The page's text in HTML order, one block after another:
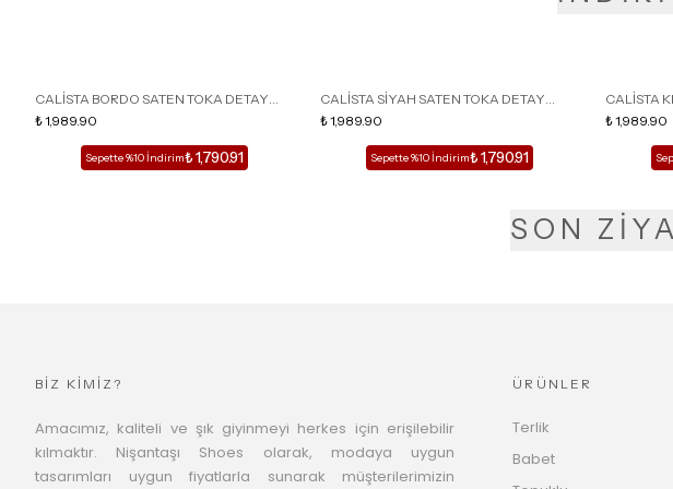
CALİSTA BORDO SATEN TOKA DETAY
SİVRİ BURUN KADIN TOPUKLU TERLİK
₺ 1,989.90
Sepette %10 İndirim₺ 1,790.91
CALİSTA SİYAH SATEN TOKA DETAY
SİVRİ BURUN KADIN TOPUKLU TERLİK
₺ 1,989.90
Sepette %10 İndirim₺ 1,790.91
CALİSTA
SİVRİ
₺ 1,989.90
SON
BİZ KİMİZ?
Amacımız, kaliteli ve şık giyinmeyi herkes için erişilebilir
kılmaktır. Nişantaşı Shoes olarak, modaya uygun
tasarımları uygun fiyatlarla sunarak müşterilerimizin
ÜRÜNLER
Terlik
Babet